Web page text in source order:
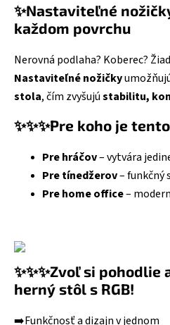
✨Nastaviteľné
každom povrchu
Nerovná podlaha? Koberec?
Nastaviteľné nožičky
stola, čím zvyšujústabilitu,
✨✨✨Pre koho je
Pre hráčov– vytvára
Pre tínedžerov– funkčný
Pre home office–
✨✨✨Zvoľ si
herný stôl s RGB!
➡️Funkčnosť a dizajn v jednom